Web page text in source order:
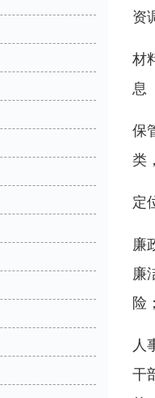
资
材
息
保
类
定
廉
廉
险
人
干